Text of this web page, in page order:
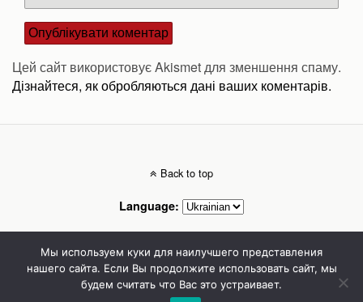
Цей сайт використовує Akismet для зменшення спаму.
Дізнайтеся, як обробляються дані ваших коментарів.
Back to top
Language:
Mobile Desktop
Стоматолог Сумы, стоматологические клиники Сумы, детская стоматология в
Мы используем куки для наилучшего представления
нашего сайта. Если Вы продолжите использовать сайт, мы
будем считать что Вас это устраивает.